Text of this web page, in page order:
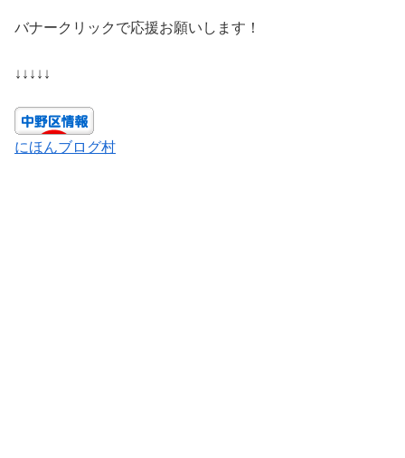
バナークリックで応援お願いします！
↓↓↓↓↓
にほんブログ村